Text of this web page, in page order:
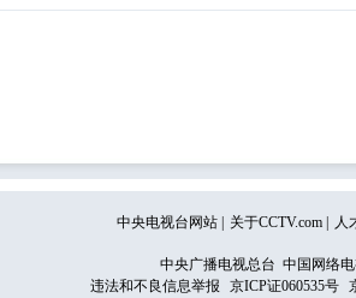
中央电视台网站 关于CCTV.com 人
中央广播电视总台 中国网络
违法和不良信息举报
京ICP证060535号